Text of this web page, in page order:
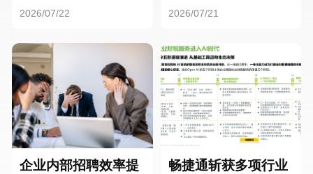
2026/07/22 2026/07/21
企业内部招聘效率提
畅捷通斩获多项行业